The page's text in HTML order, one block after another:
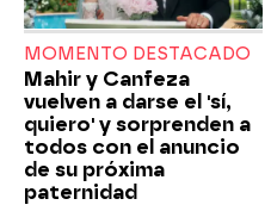
MOMENTO DESTACADO
Mahir y Canfeza
vuelven a darse el 'sí,
quiero' y sorprenden a
todos con el anuncio
de su próxima
paternidad